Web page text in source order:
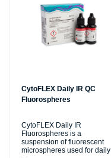
CytoFLEX Daily IR QC
Fluorospheres
CytoFLEX Daily IR
Fluorospheres is a
suspension of fluorescent
microspheres used for daily